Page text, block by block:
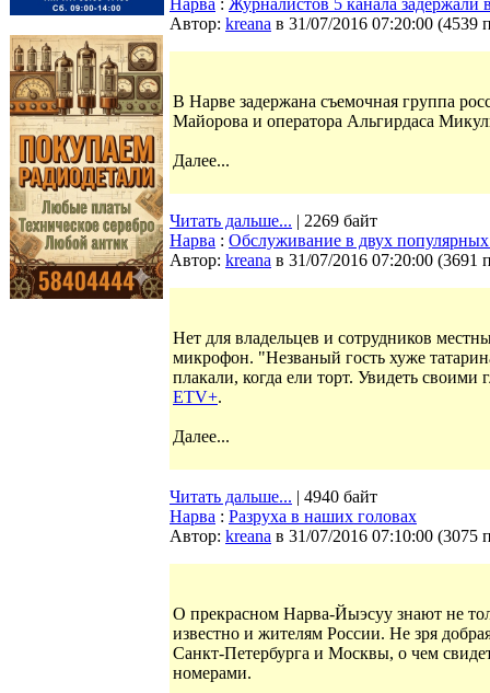
Нарва : Журналистов 5 канала задержали
Автор: kreana в 31/07/2016 07:20:00 (4539
В Нарве задержана съемочная группа
Майорова и оператора Альгирдаса
Далее...
Читать дальше... | 2269 байт
Нарва : Обслуживание в двух
Автор: kreana в 31/07/2016 07:20:00 (3691
Нет для владельцев и сотрудников
микрофон. "Незваный гость хуже
плакали, когда ели торт. Увидеть
ETV+.
Далее...
Читать дальше... | 4940 байт
Нарва : Разруха в наших головах
Автор: kreana в 31/07/2016 07:10:00 (3075
О прекрасном Нарва-Йыэсуу знают не
известно и жителям России. Не зря
Санкт-Петербурга и Москвы, о чем
номерами.